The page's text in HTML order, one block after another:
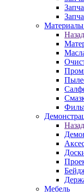
Назад
Назад
Мебель